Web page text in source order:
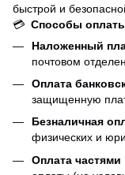
быстрой и
💳 Способы
Наложенный
почтовом
Оплата
защищенную
Безналичная
физических и
Оплата частями